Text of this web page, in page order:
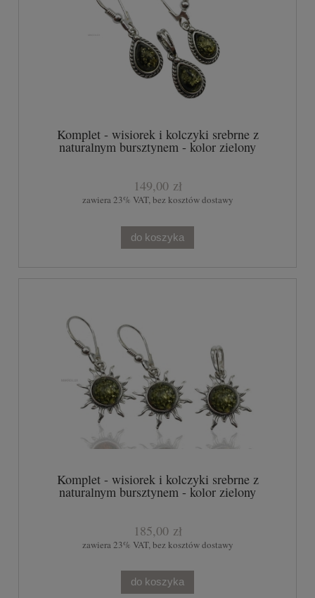
Komplet - wisiorek i kolczyki srebrne z
naturalnym bursztynem - kolor zielony
149,00 zł
zawiera 23% VAT, bez kosztów dostawy
do koszyka
Komplet - wisiorek i kolczyki srebrne z
naturalnym bursztynem - kolor zielony
185,00 zł
zawiera 23% VAT, bez kosztów dostawy
do koszyka